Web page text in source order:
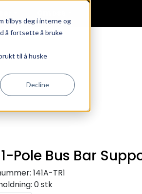
tilbys deg i interne og
å fortsette å bruke
til å huske
Decline
Pole Bus Bar
141A-TR1
0 stk